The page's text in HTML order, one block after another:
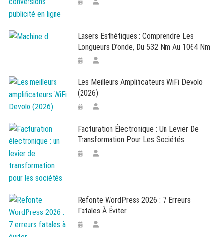
Lasers Esthétiques : Comprendre Les
Longueurs D’onde, Du 532 Nm Au 1064 Nm
Les Meilleurs Amplificateurs WiFi Devolo
(2026)
Facturation Électronique : Un Levier De
Transformation Pour Les Sociétés
Refonte WordPress 2026 : 7 Erreurs
Fatales À Éviter